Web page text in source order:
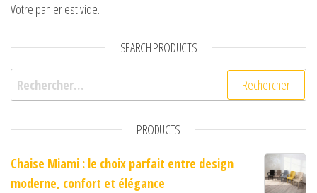
Votre panier est vide.
SEARCH PRODUCTS
Rechercher :
PRODUCTS
Chaise Miami : le choix parfait entre design
moderne, confort et élégance